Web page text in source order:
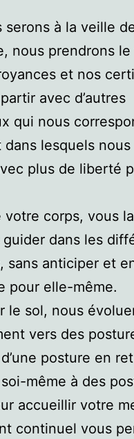
serons à la veille
nous prendrons
et nos
avec d’autres
qui nous
dans lesquels nous
plus de liberté
votre corps, vous
dans les
sans anticiper et
pour elle-même.
le sol, nous
vers des
posture en
même à des
accueillir votre
continuel vous